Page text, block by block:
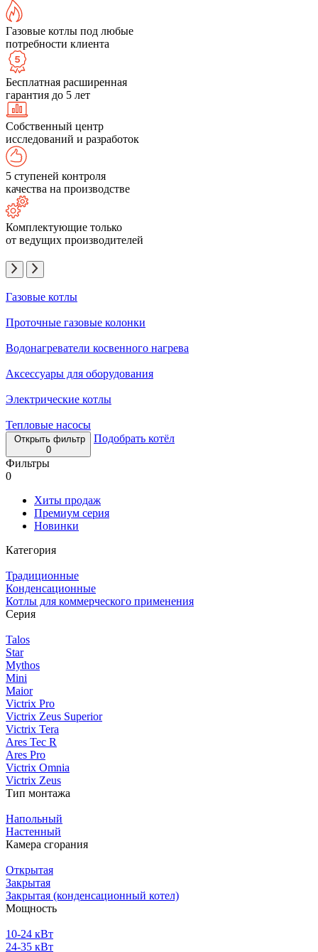
Газовые котлы под любые
потребности клиента
Бесплатная расширенная
гарантия до 5 лет
Собственный центр
исследований и разработок
5 ступеней контроля
качества на производстве
Комплектующие только
от ведущих производителей
Газовые котлы
Проточные газовые колонки
Водонагреватели косвенного нагрева
Аксессуары для оборудования
Электрические котлы
Тепловые насосы
Открыть фильтр
0
Подобрать котёл
Фильтры
0
Хиты продаж
Премиум серия
Новинки
Категория
Традиционные
Конденсационные
Котлы для коммерческого применения
Серия
Talos
Star
Mythos
Mini
Maior
Victrix Pro
Victrix Zeus Superior
Victrix Tera
Ares Tec R
Ares Pro
Victrix Omnia
Victrix Zeus
Тип монтажа
Напольный
Настенный
Камера сгорания
Открытая
Закрытая
Закрытая (конденсационный котел)
Мощность
10-24 кВт
24-35 кВт